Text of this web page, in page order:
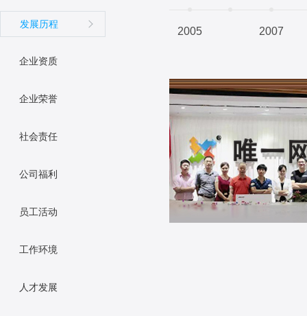
发展历程
企业资质
企业荣誉
社会责任
公司福利
员工活动
工作环境
人才发展
2005 2007